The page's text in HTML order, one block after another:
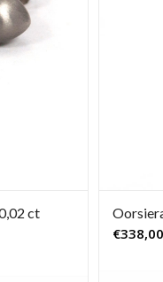
ct
€338,00